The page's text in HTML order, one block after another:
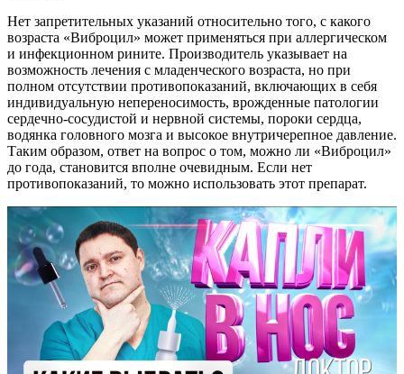
Нет запретительных указаний относительно того, с какого
возраста «Виброцил» может применяться при аллергическом
и инфекционном рините. Производитель указывает на
возможность лечения с младенческого возраста, но при
полном отсутствии противопоказаний, включающих в себя
индивидуальную непереносимость, врожденные патологии
сердечно-сосудистой и нервной системы, пороки сердца,
водянка головного мозга и высокое внутричерепное давление.
Таким образом, ответ на вопрос о том, можно ли «Виброцил»
до года, становится вполне очевидным. Если нет
противопоказаний, то можно использовать этот препарат.